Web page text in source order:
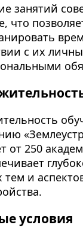
занятий
что
с их
от 250
и
условия